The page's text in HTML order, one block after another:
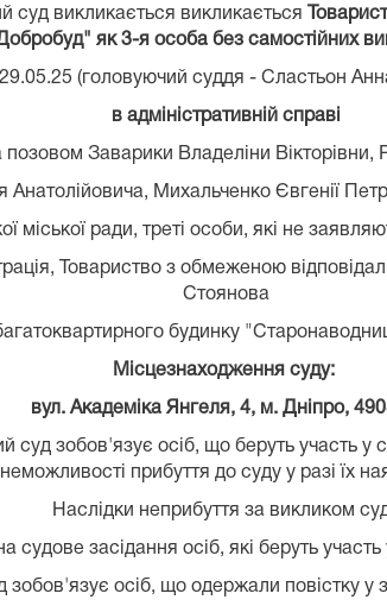
суд викликається викликається
як 3-я особа без самостійних
(головуючий суддя - Сластьон
в адміністративній справі
позовом Заварики Владеліни Вікторівни,
Анатолійовича, Михальченко Євгенії
міської ради, треті особи, які не
Товариство з обмеженою
Стоянова
будинку
Місцезнаходження суду:
вул. Академіка Янгеля, 4, м. Дніпро,
суд зобов'язує осіб, що беруть участь у
неможливості прибуття до суду у разі їх
Наслідки неприбуття за викликом
судове засідання осіб, які беруть
осіб, що одержали повістку у